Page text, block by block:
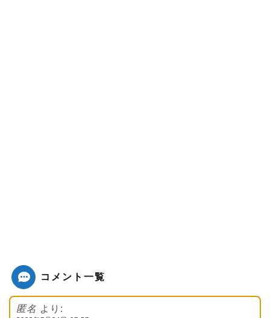
コメント一覧
匿名 より: